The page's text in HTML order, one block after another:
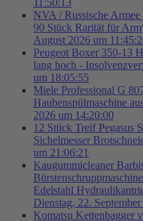
11:50:13
NVA / Russische
90 Stück Rarität für
August 2026 um
Peugeot Boxer 350-13
lang hoch -
um 18:05:55
Miele Professional G
Haubenspülmaschine
2026 um 14:20:00
12 Stück Treif Pegasus
Sichelmesser
um 21:06:21
Kaugummicleaner
Edelstahl
Dienstag, 22.
Komatsu Kettenbagger